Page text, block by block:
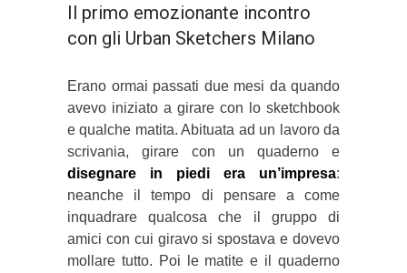
Il primo emozionante incontro
con gli Urban Sketchers Milano
Erano ormai passati due mesi da quando
avevo iniziato a girare con lo sketchbook
e qualche matita. Abituata ad un lavoro da
scrivania, girare con un quaderno e
disegnare in piedi era un’impresa:
neanche il tempo di pensare a come
inquadrare qualcosa che il gruppo di
amici con cui giravo si spostava e dovevo
mollare tutto. Poi le matite e il quaderno